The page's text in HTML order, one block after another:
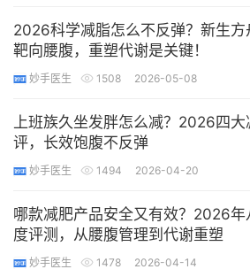
2026科学减脂怎么不反弹？新生方
靶向腰腹，重塑代谢是关键！
妙手医生 1508 2026-05-08
上班族久坐发胖怎么减？2026四大
评，长效饱腹不反弹
妙手医生 1494 2026-04-20
哪款减肥产品安全又有效？2026
度评测，从腰腹管理到代谢重塑
妙手医生 1478 2026-04-14